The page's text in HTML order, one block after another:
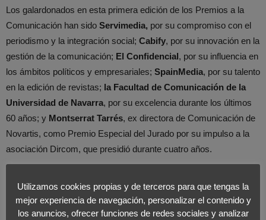
Los galardonados en esta primera edición de los Premios a la
Comunicación han sido Servimedia, por su compromiso con el
periodismo y la integración social; Cabify, por su innovación en la
gestión de la comunicación; El Confidencial, por su influencia en
los ámbitos políticos y empresariales; SpainMedia, por su talento
en la edición de revistas; la Facultad de Comunicación de la
Universidad de Navarra, por su excelencia durante los últimos
60 años; y Montserrat Tarrés, ex directora de Comunicación de
Novartis, como Premio Especial del Jurado por su impulso a la
asociación Dircom, que presidió durante cuatro años.
prácticas de los profesionales del sector y celebrarán su puesta
de largo en una ceremonia de entrega de premios que tendrá
Utilizamos cookies propias y de terceros para que tengas la
mejor experiencia de navegación, personalizar el contenido y
los anuncios, ofrecer funciones de redes sociales y analizar